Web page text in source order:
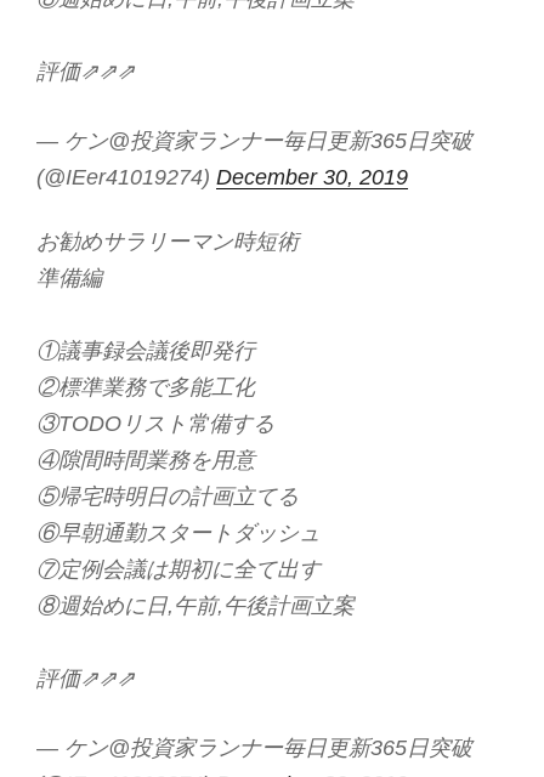
評価⇗⇗⇗
— ケン@投資家ランナー毎日更新365日突破
(@IEer41019274) December 30, 2019
お勧めサラリーマン時短術
準備編
①議事録会議後即発行
②標準業務で多能工化
③TODOリスト常備する
④隙間時間業務を用意
⑤帰宅時明日の計画立てる
⑥早朝通勤スタートダッシュ
⑦定例会議は期初に全て出す
⑧週始めに日,午前,午後計画立案
評価⇗⇗⇗
— ケン@投資家ランナー毎日更新365日突破